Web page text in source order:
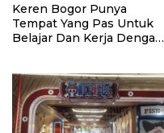
Keren Bogor Punya
Tempat Yang Pas Untuk
Belajar Dan Kerja Dengan